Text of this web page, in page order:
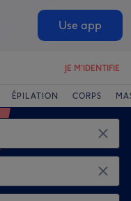
Use app
JE M'IDENTIFIE
ÉPILATION CORPS